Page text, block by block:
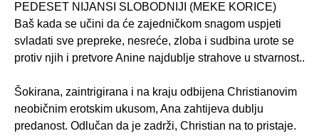
PEDESET NIJANSI SLOBODNIJI (MEKE KORICE)
Baš kada se učini da će zajedničkom snagom uspjeti
svladati sve prepreke, nesreće, zloba i sudbina urote se
protiv njih i pretvore Anine najdublje strahove u stvarnost..
Šokirana, zaintrigirana i na kraju odbijena Christianovim
neobičnim erotskim ukusom, Ana zahtijeva dublju
predanost. Odlučan da je zadrži, Christian na to pristaje.